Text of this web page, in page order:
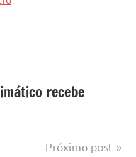
recebe
Próximo post